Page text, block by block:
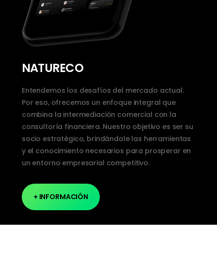
NATURECO
Entendemos los desafíos del mercado actual.
Por eso, ofrecemos un enfoque integral que
combina la intermediación comercial con la
consultoría financiera. Nuestro objetivo es ser su
socio estratégico, brindándole las herramientas
y el conocimiento necesarios para prosperar en
un entorno empresarial competitivo.
+ INFORMACIÓN